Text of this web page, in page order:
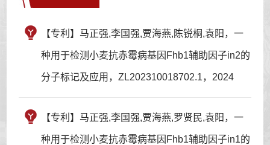
【专利】马正强,李国强,贾海燕,陈锐桐,袁阳，一
种用于检测小麦抗赤霉病基因Fhb1辅助因子in2的
分子标记及应用，ZL202310018702.1，2024
【专利】马正强,李国强,贾海燕,罗贤民,袁阳，一
种用于检测小麦抗赤霉病基因Fhb1辅助因子in1的